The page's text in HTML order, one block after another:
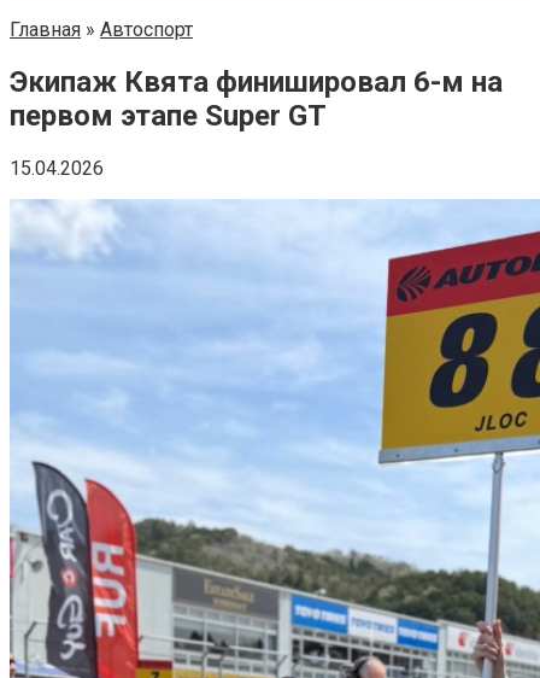
Главная » Автоспорт
Экипаж Квята финишировал 6-м на
первом этапе Super GT
15.04.2026